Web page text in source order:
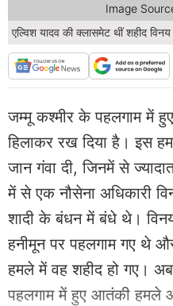
एल्विश यादव की क्लासमेट थीं शहीद
Image
जम्मू कश्मीर के पहलगाम में
हिलाकर रख दिया है। इस
जान गंवा दी, जिनमें से
में से एक नौसेना अधिकारी
शादी के बंधन में बंधे थे।
हनीमून पर पहलगाम गए थे
हमले में वह शहीद हो गए।
पहलगाम में हुए आतंकी हमले